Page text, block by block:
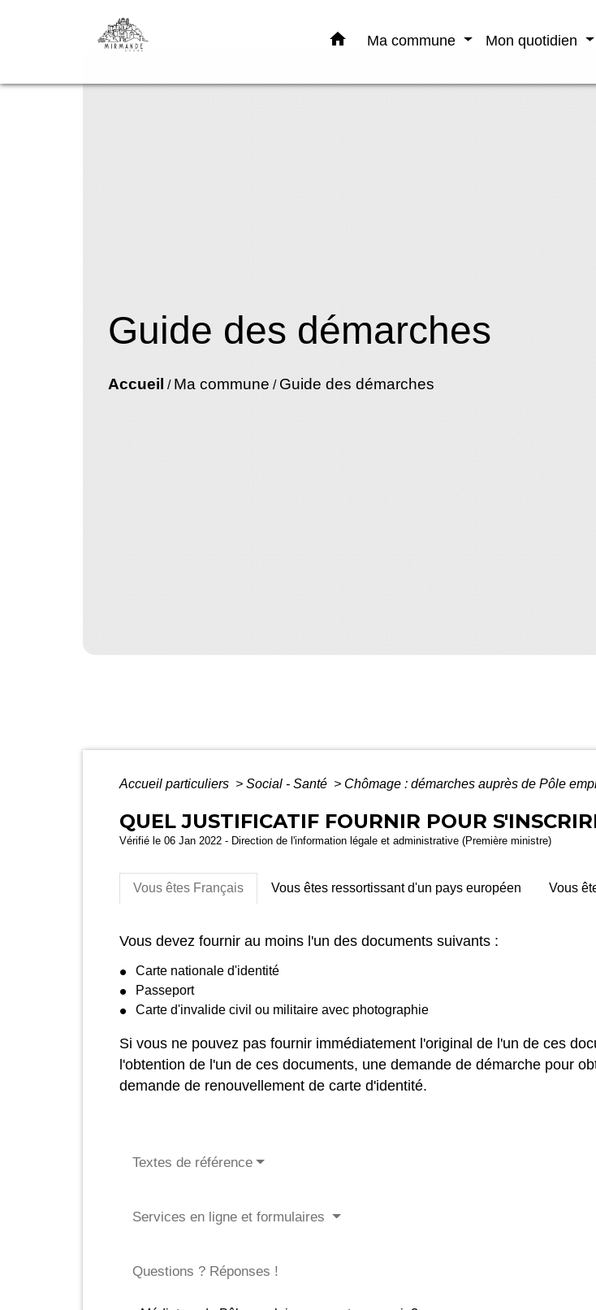
home Ma commune Mon quotidien
Guide des démarches
Accueil / Ma commune / Guide des démarches
Accueil particuliers > Social - Santé > Chômage : démarches auprès de Pôle
QUEL JUSTIFICATIF FOURNIR POUR
Vérifié le 06 Jan 2022 - Direction de l'information légale et administrative (Première ministre)
Vous êtes Français Vous êtes ressortissant d'un pays européen Vous
Vous devez fournir au moins l'un des documents suivants :
Carte nationale d'identité
Passeport
Carte d'invalide civil ou militaire avec photographie
Si vous ne pouvez pas fournir immédiatement l'original de l'un de ces
l'obtention de l'un de ces documents, une demande de démarche pour
demande de renouvellement de carte d'identité.
Textes de référence
Services en ligne et formulaires
Questions ? Réponses !